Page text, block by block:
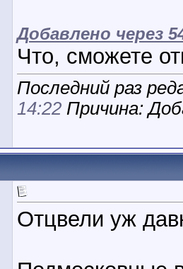
Добавлено через
Что, сможете
Последний раз
14:22 Причина:
Отцвели уж